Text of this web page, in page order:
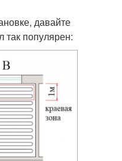
давайте
так популярен: